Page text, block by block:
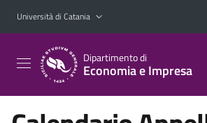
Vai al contenuto principale
Vai al menu di navigazione
Università di Catania
Dipartimento di
Economia e Impresa